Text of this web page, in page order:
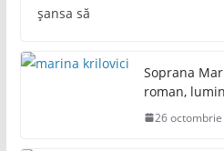
șansa să
Soprana
roman,
26